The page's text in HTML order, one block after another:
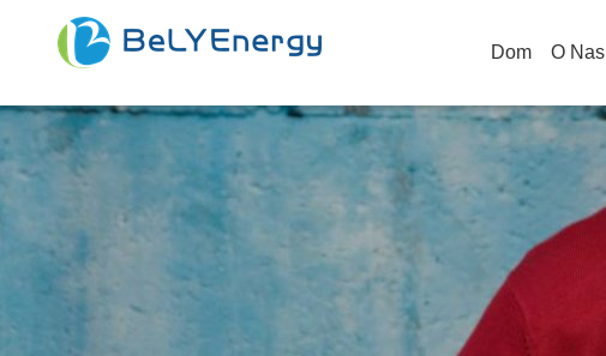
Dom O Nas